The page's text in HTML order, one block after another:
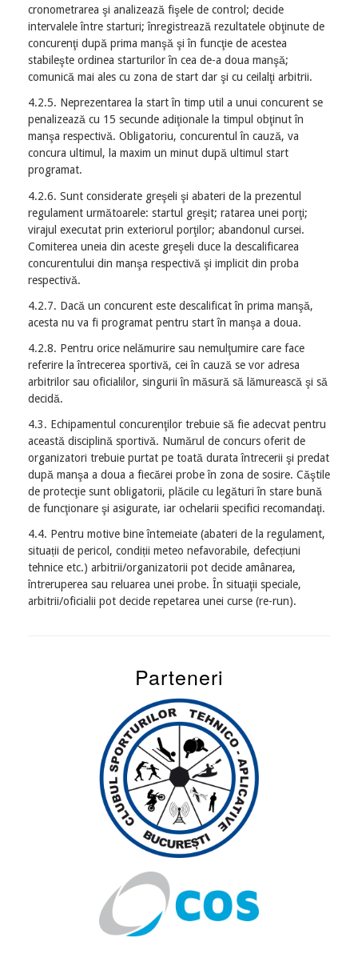
cronometrarea şi analizează fişele de control; decide
intervalele între starturi; înregistrează rezultatele obţinute de
concurenţi după prima manşă şi în funcţie de acestea
stabileşte ordinea starturilor în cea de-a doua manşă;
comunică mai ales cu zona de start dar şi cu ceilalţi arbitrii.
4.2.5. Neprezentarea la start în timp util a unui concurent se
penalizează cu 15 secunde adiţionale la timpul obţinut în
manşa respectivă. Obligatoriu, concurentul în cauză, va
concura ultimul, la maxim un minut după ultimul start
programat.
4.2.6. Sunt considerate greşeli şi abateri de la prezentul
regulament următoarele: startul greşit; ratarea unei porţi;
virajul executat prin exteriorul porţilor; abandonul cursei.
Comiterea uneia din aceste greşeli duce la descalificarea
concurentului din manşa respectivă şi implicit din proba
respectivă.
4.2.7. Dacă un concurent este descalificat în prima manşă,
acesta nu va fi programat pentru start în manşa a doua.
4.2.8. Pentru orice nelămurire sau nemulţumire care face
referire la întrecerea sportivă, cei în cauză se vor adresa
arbitrilor sau oficialilor, singurii în măsură să lămurească şi să
decidă.
4.3. Echipamentul concurenţilor trebuie să fie adecvat pentru
această disciplină sportivă. Numărul de concurs oferit de
organizatori trebuie purtat pe toată durata întrecerii şi predat
după manşa a doua a fiecărei probe în zona de sosire. Căştile
de protecţie sunt obligatorii, plăcile cu legături în stare bună
de funcţionare şi asigurate, iar ochelarii specifici recomandaţi.
4.4. Pentru motive bine întemeiate (abateri de la regulament,
situații de pericol, condiții meteo nefavorabile, defecțiuni
tehnice etc.) arbitrii/organizatorii pot decide amânarea,
întreruperea sau reluarea unei probe. În situaţii speciale,
arbitrii/oficialii pot decide repetarea unei curse (re-run).
Parteneri